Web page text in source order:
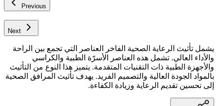
Previous
Next
يشمل تأثيث الرعاية الصحية الفاخر العناصر التي تجمع بين الراحة
والأداء العالي. تشمل هذه العناصر الأسرّة الطبية والكراسي
والأجهزة الطبية ذات التقنيات المتقدمة. يتميز هذا النوع من التأثيث
بالمواد الجودة العالية والتصميم الفريد. يهدف تأثيث المرافق الصحية
إلى تحسين تقديم الرعاية وزيادة الكفاءة.